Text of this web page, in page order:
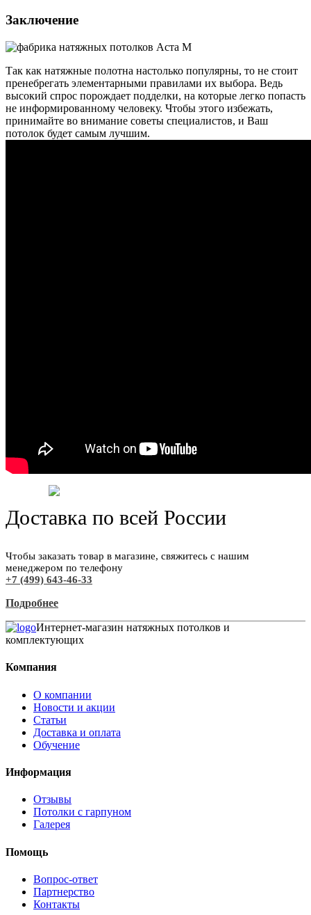
Заключение
Так как натяжные полотна настолько популярны, то не стоит
пренебрегать элементарными правилами их выбора. Ведь
высокий спрос порождает подделки, на которые легко попасть
не информированному человеку. Чтобы этого избежать,
принимайте во внимание советы специалистов, и Ваш
потолок будет самым лучшим.
Доставка по всей России
Чтобы заказать товар в магазине, свяжитесь с нашим
менеджером по телефону
+7 (499) 643-46-33
Подробнее
Интернет-магазин натяжных потолков и
комплектующих
Компания
О компании
Новости и акции
Статьи
Доставка и оплата
Обучение
Информация
Отзывы
Потолки с гарпуном
Галерея
Помощь
Вопрос-ответ
Партнерство
Контакты